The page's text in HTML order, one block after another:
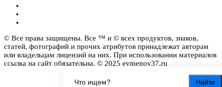
Найти
© Все права защищены. Все ™ и © всех продуктов, знаков,
статей, фотографий и прочих атрибутов принадлежат авторам
или владельцам лицензий на них. При использовании материалов
ссылка на сайт обязательна. © 2025 evmenov37.ru